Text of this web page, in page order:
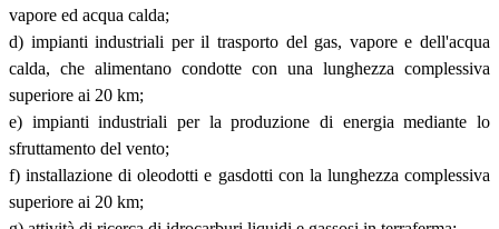
vapore ed acqua calda;
d) impianti industriali per il trasporto del gas, vapore e dell'acqua
calda, che alimentano condotte con una lunghezza complessiva
superiore ai 20 km;
e) impianti industriali per la produzione di energia mediante lo
sfruttamento del vento;
f) installazione di oleodotti e gasdotti con la lunghezza complessiva
superiore ai 20 km;